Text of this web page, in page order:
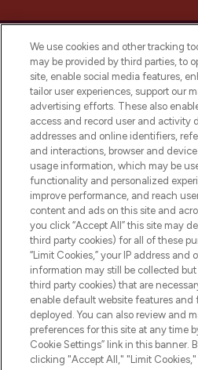
Bądź pierwszą osobą,
najnowszych
uznanych marek,
otrzyma ekskluzywne
z Sunday
Zgoda na pliki
Do Not Sell or
POMOC &
WAŻNE
O
We use cookies and other tracking
may be provided by third parties, to
site, enable social media features,
tailor user experiences, support our
advertising efforts. These also
access and record user and activity
addresses and online identifiers,
and interactions, browser and
usage information, which may be
functionality and personalized
improve performance, and reach
content and ads on this site and
you click “Accept All” this site may
third party cookies) for all of these
“Limit Cookies,” your IP address and
information may still be collected
third party cookies) that are
enable default website features
deployed. You can also review and
preferences for this site at any time
Cookie Settings” link in this banner.
clicking "Accept All," "Limit